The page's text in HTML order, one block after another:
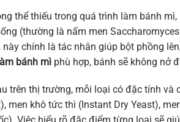
thể thiếu trong quá trình làm bánh
(thường là nấm men
này chính là tác nhân giúp bột phồng
bánh mì phù hợp, bánh sẽ không nở
trên thị trường, mỗi loại có đặc tính và
men khô tức thì (Instant Dry Yeast),